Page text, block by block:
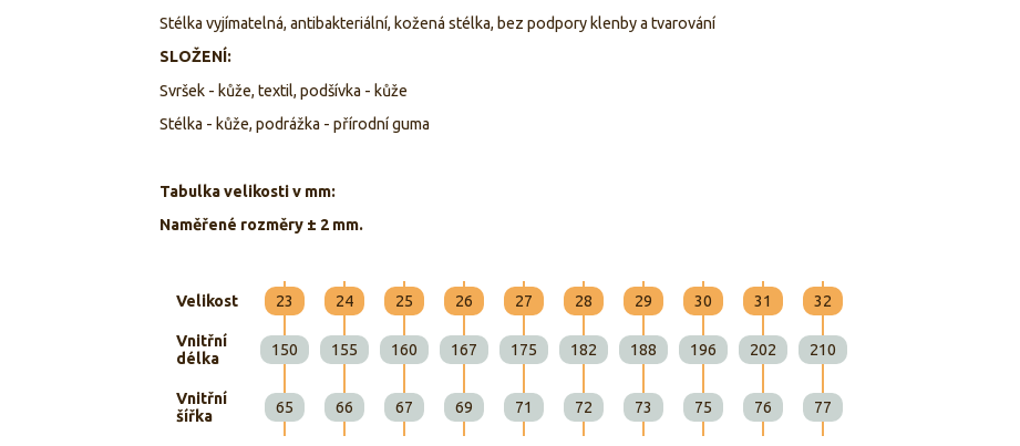
Stélka vyjímatelná, antibakteriální, kožená stélka, bez podpory klenby a tvarování
SLOŽENÍ:
Svršek - kůže, textil, podšívka - kůže
Stélka - kůže, podrážka - přírodní guma
Tabulka velikosti v mm:
Naměřené rozměry ± 2 mm.
Velikost 23 24 25 26 27 28 29 30 31 32
Vnitřní
délka
150 155 160 167 175 182 188 196 202 210
Vnitřní
šířka
65 66 67 69 71 72 73 75 76 77